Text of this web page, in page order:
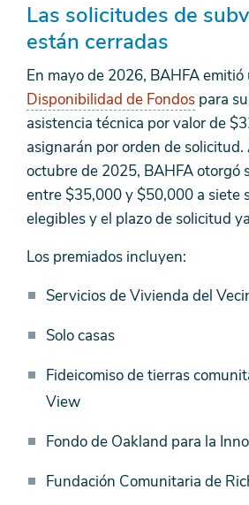
Las solicitudes de
están cerradas
En mayo de 2026, BAHFA emitió
Disponibilidad de Fondos para
asistencia técnica por valor de
asignarán por orden de
octubre de 2025, BAHFA otorgó
entre $35,000 y $50,000 a siete
elegibles y el plazo de solicitud
Los premiados incluyen:
Servicios de Vivienda del
Solo casas
Fideicomiso de tierras
View
Fondo de Oakland para la
Fundación Comunitaria de